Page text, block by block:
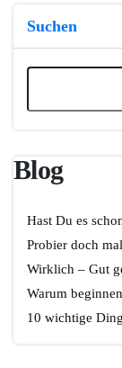
Suchen
Blog
Hast Du es
Probier doch
Wirklich – Gut
Warum
10 wichtige